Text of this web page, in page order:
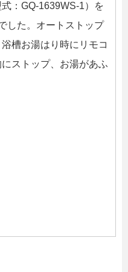
：GQ-1639WS-1）を
した。オートストップ
槽お湯はり時にリモコ
ストップ、お湯があふ